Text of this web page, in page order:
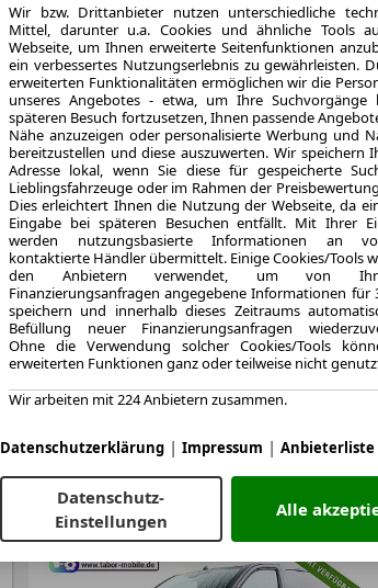
LEASING
Wir bzw. Drittanbieter nutzen unterschiedliche
Mittel, darunter u.a. Cookies und ähnliche Tools
Webseite, um Ihnen erweiterte Seitenfunktionen
ein verbessertes Nutzungserlebnis zu gewährleisten.
erweiterten Funktionalitäten ermöglichen wir die
unseres Angebotes - etwa, um Ihre Suchvorgänge
späteren Besuch fortzusetzen, Ihnen passende
Nähe anzuzeigen oder personalisierte Werbung und
bereitzustellen und diese auszuwerten. Wir speichern
Adresse lokal, wenn Sie diese für gespeicherte
Lieblingsfahrzeuge oder im Rahmen der
Dies erleichtert Ihnen die Nutzung der Webseite, da
Eingabe bei späteren Besuchen entfällt. Mit Ihrer
werden nutzungsbasierte Informationen an
kontaktierte Händler übermittelt. Einige Cookies/Tools
den Anbietern verwendet, um von
Finanzierungsanfragen angegebene Informationen für
speichern und innerhalb dieses Zeitraums
Befüllung neuer Finanzierungsanfragen
Ohne die Verwendung solcher Cookies/Tools
erweiterten Funktionen ganz oder teilweise nicht
Wir arbeiten mit 224 Anbietern zusammen.
Datenschutzerklärung | Impressum | Anbieterliste
Datenschutz-
Einstellungen
Alle